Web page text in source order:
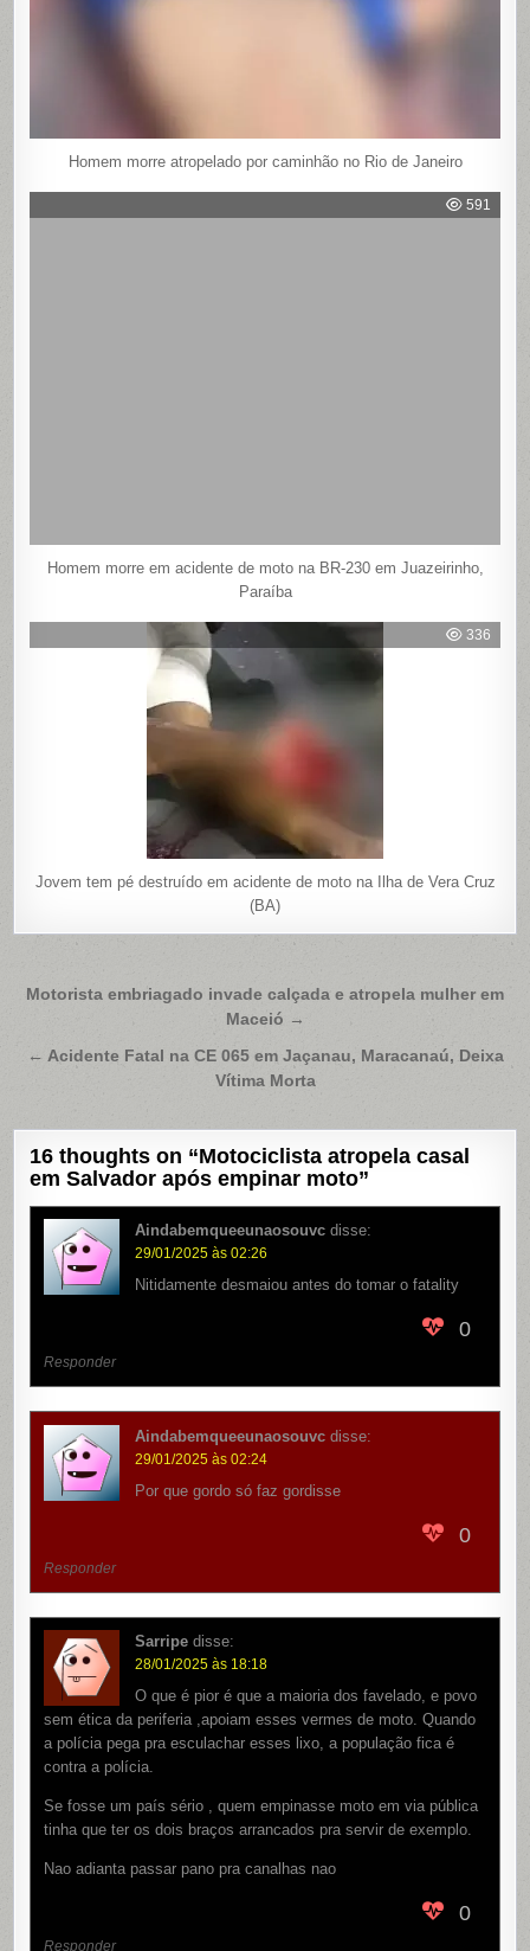
Homem morre atropelado por caminhão no Rio de Janeiro
591
Homem morre em acidente de moto na BR-230 em Juazeirinho,
Paraíba
336
Jovem tem pé destruído em acidente de moto na Ilha de Vera Cruz
(BA)
Navegação
Post
Motorista embriagado invade calçada e atropela mulher em
Maceió →
← Acidente Fatal na CE 065 em Jaçanau, Maracanaú, Deixa
Vítima Morta
16 thoughts on “Motociclista atropela casal
em Salvador após empinar moto”
Aindabemqueeunaosouvc disse:
29/01/2025 às 02:26
Nitidamente desmaiou antes do tomar o fatality
0
Responder
Aindabemqueeunaosouvc disse:
29/01/2025 às 02:24
Por que gordo só faz gordisse
0
Responder
Sarripe disse:
28/01/2025 às 18:18
O que é pior é que a maioria dos favelado, e povo
sem ética da periferia ,apoiam esses vermes de moto. Quando
a polícia pega pra esculachar esses lixo, a população fica é
contra a polícia.
Se fosse um país sério , quem empinasse moto em via pública
tinha que ter os dois braços arrancados pra servir de exemplo.
Nao adianta passar pano pra canalhas nao
0
Responder